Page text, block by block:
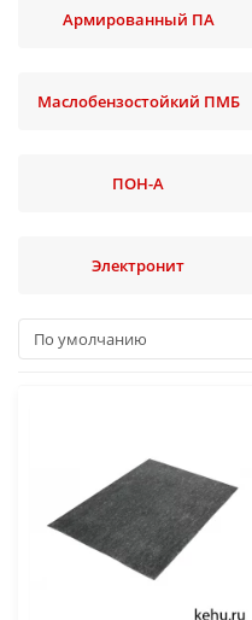
Армированный ПА
Маслобензостойкий ПМБ
ПОН-А
Электронит